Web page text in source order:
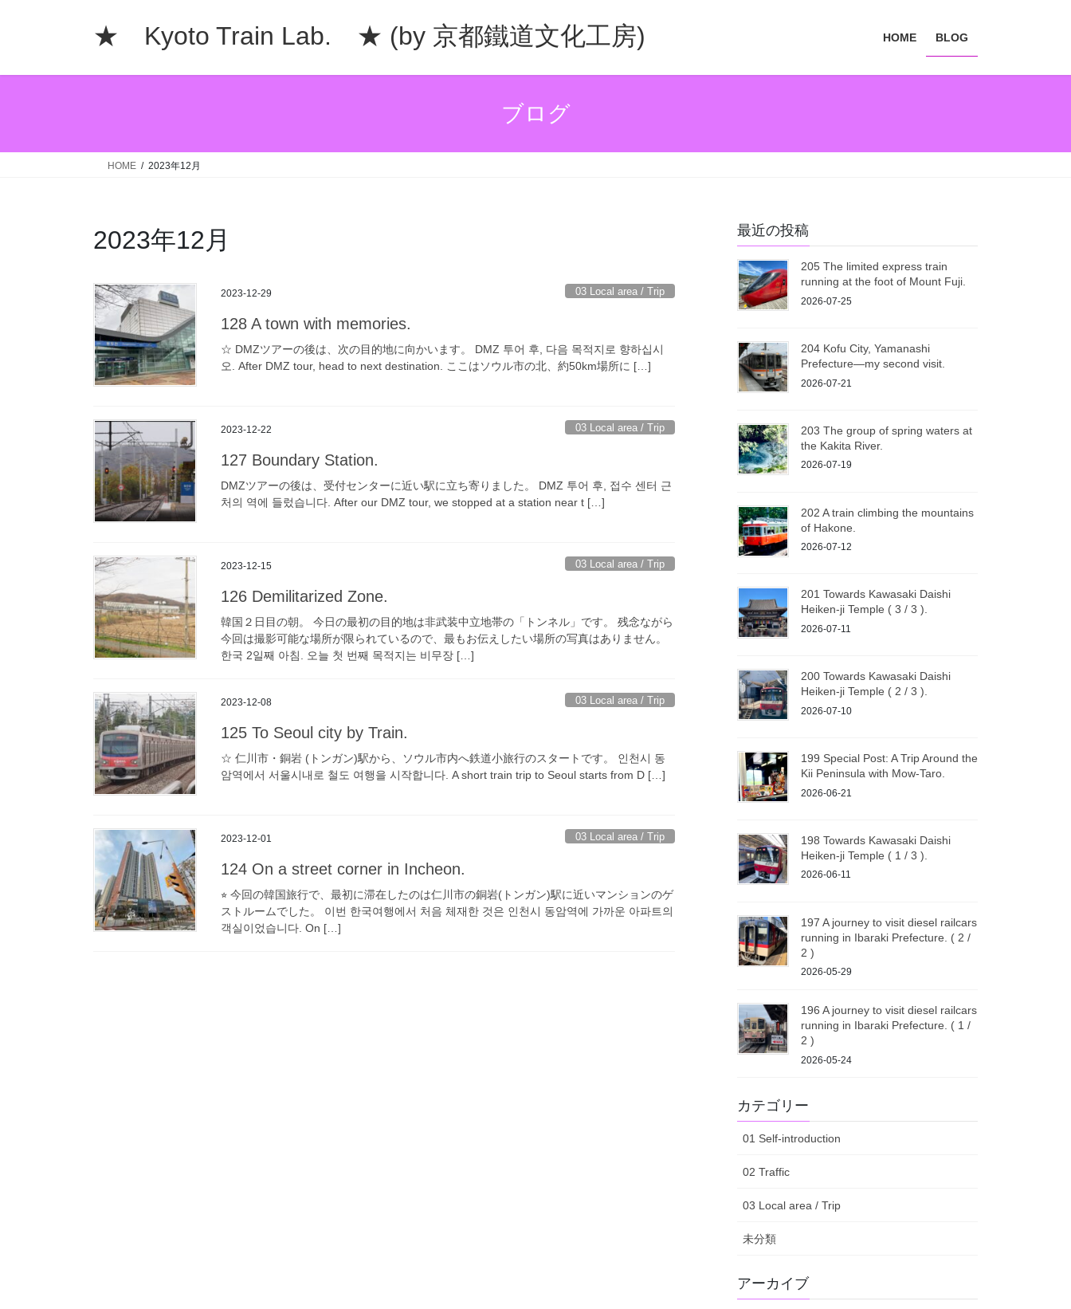
★ Kyoto Train Lab. ★ (by 京都鐵道文化工房) HOME BLOG
ブログ
HOME 2023年12月
2023年12月
2023-12-29 03 Local area / Trip
128 A town with memories.
☆ DMZツアーの後は、次の目的地に向かいます。 DMZ 투어 후, 다음 목적지로 향하십시
오. After DMZ tour, head to next destination. ここはソウル市の北、約50km場所に […]
2023-12-22 03 Local area / Trip
127 Boundary Station.
DMZツアーの後は、受付センターに近い駅に立ち寄りました。 DMZ 투어 후, 접수 센터 근
처의 역에 들렀습니다. After our DMZ tour, we stopped at a station near t […]
2023-12-15 03 Local area / Trip
126 Demilitarized Zone.
韓国２日目の朝。 今日の最初の目的地は非武装中立地帯の「トンネル」です。 残念ながら
今回は撮影可能な場所が限られているので、最もお伝えしたい場所の写真はありません。
한국 2일째 아침. 오늘 첫 번째 목적지는 비무장 […]
2023-12-08 03 Local area / Trip
125 To Seoul city by Train.
☆ 仁川市・銅岩 (トンガン)駅から、ソウル市内へ鉄道小旅行のスタートです。 인천시 동
암역에서 서울시내로 철도 여행을 시작합니다. A short train trip to Seoul starts from D […]
2023-12-01 03 Local area / Trip
124 On a street corner in Incheon.
⭐︎ 今回の韓国旅行で、最初に滞在したのは仁川市の銅岩(トンガン)駅に近いマンションのゲ
ストルームでした。 이번 한국여행에서 처음 체재한 것은 인천시 동암역에 가까운 아파트의
객실이었습니다. On […]
最近の投稿
205 The limited express train
running at the foot of Mount Fuji.
2026-07-25
204 Kofu City, Yamanashi
Prefecture—my second visit.
2026-07-21
203 The group of spring waters at
the Kakita River.
2026-07-19
202 A train climbing the mountains
of Hakone.
2026-07-12
201 Towards Kawasaki Daishi
Heiken-ji Temple ( 3 / 3 ).
2026-07-11
200 Towards Kawasaki Daishi
Heiken-ji Temple ( 2 / 3 ).
2026-07-10
199 Special Post: A Trip Around the
Kii Peninsula with Mow-Taro.
2026-06-21
198 Towards Kawasaki Daishi
Heiken-ji Temple ( 1 / 3 ).
2026-06-11
197 A journey to visit diesel railcars
running in Ibaraki Prefecture. ( 2 /
2 )
2026-05-29
196 A journey to visit diesel railcars
running in Ibaraki Prefecture. ( 1 /
2 )
2026-05-24
カテゴリー
01 Self-introduction
02 Traffic
03 Local area / Trip
未分類
アーカイブ